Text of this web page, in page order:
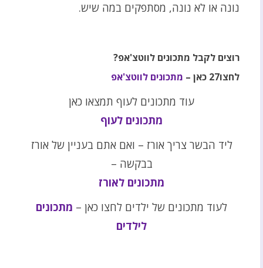
נונה או לא נונה, מסתפקים במה שיש.
רוצים לקבל מתכונים לווטצ'אפ?
לחצו27 כאן
– מתכונים לווטצ'אפ
עוד מתכונים לעוף תמצאו כאן
מתכונים לעוף
ליד הבשר צריך אורז – ואם אתם בעניין של אורז
בבקשה –
מתכונים לאורז
לעוד מתכונים של ילדים לחצו כאן – מתכונים
לילדים